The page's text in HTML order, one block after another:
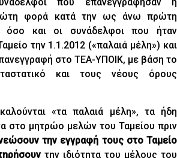
φορά κατά την ως άνω πρώτη
όσο και οι συνάδελφοι που ήταν
την 1.1.2012 («παλαιά μέλη») και
στο ΤΕΑ-ΥΠΟΙΚ, με βάση το
και τους νέους όρους
«τα παλαιά μέλη», τα ήδη
στο μητρώο μελών του Ταμείου πριν
την εγγραφή τους στο Ταμείο
την ιδιότητα του μέλους του